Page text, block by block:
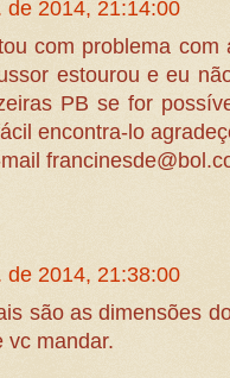
de 2014, 21:14:00
com problema com
estourou e eu
PB se for
encontra-lo
de 2014, 21:38:00
são as dimensões
vc mandar.